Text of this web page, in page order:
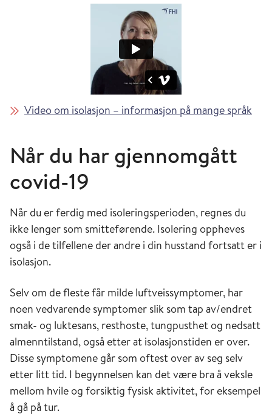
Video om isolasjon – informasjon på mange språk
Når du har gjennomgått
covid-19
Når du er ferdig med isoleringsperioden, regnes du
ikke lenger som smitteførende. Isolering oppheves
også i de tilfellene der andre i din husstand fortsatt er i
isolasjon.
Selv om de fleste får milde luftveissymptomer, har
noen vedvarende symptomer slik som tap av/endret
smak- og luktesans, resthoste, tungpusthet og nedsatt
almenntilstand, også etter at isolasjonstiden er over.
Disse symptomene går som oftest over av seg selv
etter litt tid. I begynnelsen kan det være bra å veksle
mellom hvile og forsiktig fysisk aktivitet, for eksempel
å gå på tur.